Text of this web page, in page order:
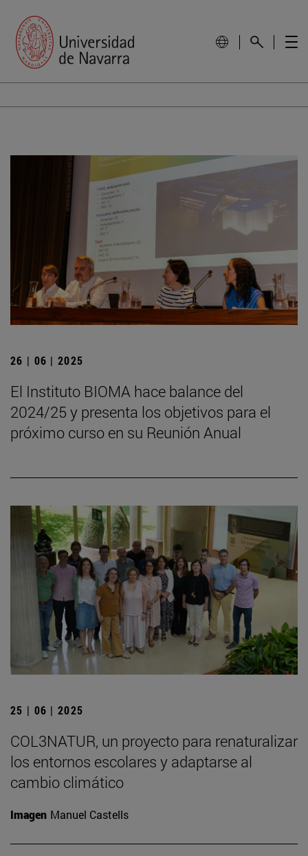
26 | 06 | 2025
El Instituto BIOMA hace balance del
2024/25 y presenta los objetivos para el
próximo curso en su Reunión Anual
25 | 06 | 2025
COL3NATUR, un proyecto para renaturalizar
los entornos escolares y adaptarse al
cambio climático
Imagen Manuel Castells